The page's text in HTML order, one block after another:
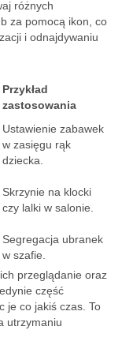
różnych
za pomocą ikon, co
i odnajdywaniu
Przykład
zastosowania
Ustawienie zabawek
w zasięgu rąk
dziecka.
Skrzynie na klocki
czy lalki w salonie.
Segregacja ubranek
w szafie.
ich przeglądanie oraz
część
je co jakiś czas. To
utrzymaniu